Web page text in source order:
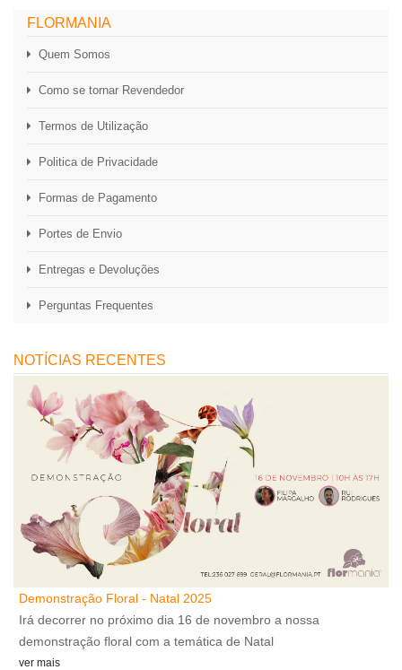
FLORMANIA
Quem Somos
Como se tornar Revendedor
Termos de Utilização
Politica de Privacidade
Formas de Pagamento
Portes de Envio
Entregas e Devoluções
Perguntas Frequentes
NOTÍCIAS RECENTES
Demonstração Floral - Natal 2025
Irá decorrer no próximo dia 16 de novembro a nossa
demonstração floral com a temática de Natal
ver mais